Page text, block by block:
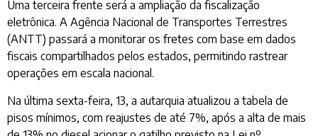
Uma terceira frente será a ampliação da fiscalização
eletrônica. A Agência Nacional de Transportes Terrestres
(ANTT) passará a monitorar os fretes com base em dados
fiscais compartilhados pelos estados, permitindo rastrear
operações em escala nacional.
Na última sexta-feira, 13, a autarquia atualizou a tabela de
pisos mínimos, com reajustes de até 7%, após a alta de mais